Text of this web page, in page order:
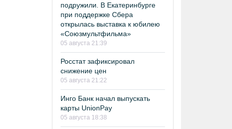
подружили. В Екатеринбурге
при поддержке Сбера
открылась выставка к юбилею
«Союзмультфильма»
05 августа 21:39
Росстат зафиксировал
снижение цен
05 августа 21:22
Инго Банк начал выпускать
карты UnionPay
05 августа 18:38